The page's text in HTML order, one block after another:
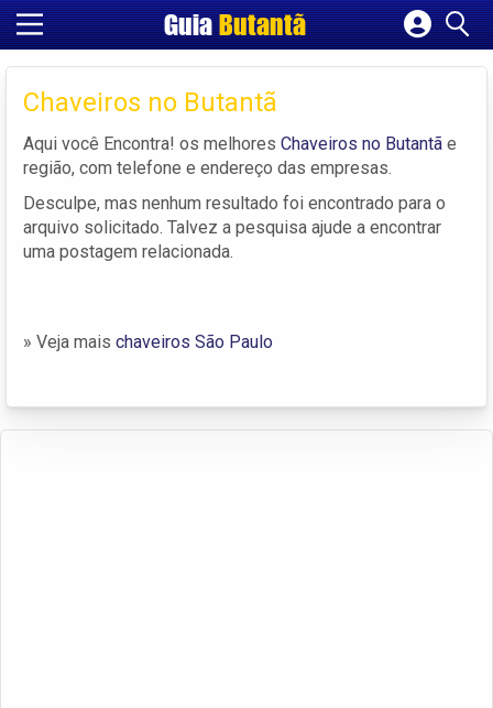
GuiaButantã
Cadastrar empresa
Fazer login
Criar conta
Chaveiros no Butantã
Aqui você Encontra! os melhores Chaveiros no Butantã e
região, com telefone e endereço das empresas.
Desculpe, mas nenhum resultado foi encontrado para o
arquivo solicitado. Talvez a pesquisa ajude a encontrar
uma postagem relacionada.
» Veja mais chaveiros São Paulo